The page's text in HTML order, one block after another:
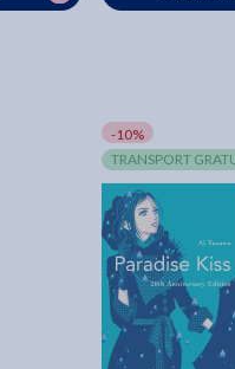
-10%
TRANSPORT